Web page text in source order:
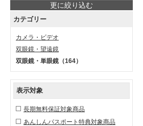
更に絞り込む
カテゴリー
カメラ・ビデオ
双眼鏡・望遠鏡
双眼鏡・単眼鏡 （164）
表示対象
長期無料保証対象商品
あんしんパスポート特典対象商品